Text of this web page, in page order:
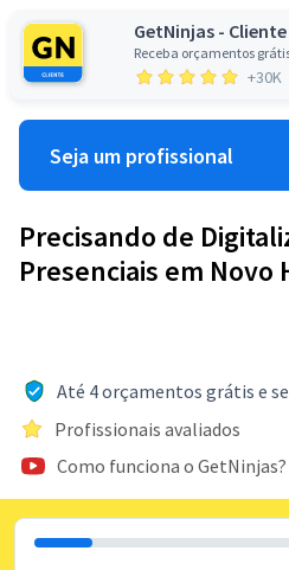
GetNinjas - Cliente
Receba orçamentos
+30K
Seja um profissional
Precisando de
Presenciais em Novo
Até 4 orçamentos grátis e
Profissionais avaliados
Como funciona o GetNinjas?